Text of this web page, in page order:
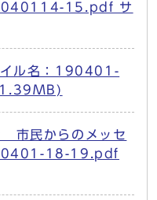
15.pdf サ
イル名：190401-
市民からのメッセ
18-19.pdf